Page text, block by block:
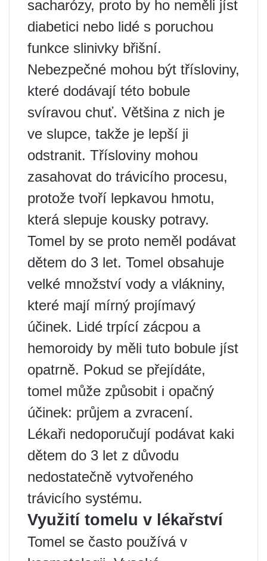
sacharózy, proto by ho neměli jíst
diabetici nebo lidé s poruchou
funkce slinivky břišní.
Nebezpečné mohou být třísloviny,
které dodávají této bobule
svíravou chuť. Většina z nich je
ve slupce, takže je lepší ji
odstranit. Třísloviny mohou
zasahovat do trávicího procesu,
protože tvoří lepkavou hmotu,
která slepuje kousky potravy.
Tomel by se proto neměl podávat
dětem do 3 let. Tomel obsahuje
velké množství vody a vlákniny,
které mají mírný projímavý
účinek. Lidé trpící zácpou a
hemoroidy by měli tuto bobule jíst
opatrně. Pokud se přejídáte,
tomel může způsobit i opačný
účinek: průjem a zvracení.
Lékaři nedoporučují podávat kaki
dětem do 3 let z důvodu
nedostatečně vytvořeného
trávicího systému.
Využití tomelu v lékařství
Tomel se často používá v